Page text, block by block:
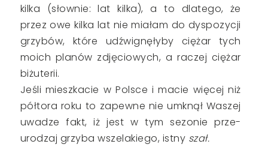
kilka (słownie: lat kilka), a to dlatego, że
przez owe kilka lat nie miałam do dyspozycji
grzybów, które udźwignęłyby ciężar tych
moich planów zdjęciowych, a raczej ciężar
biżuterii.
Jeśli mieszkacie w Polsce i macie więcej niż
półtora roku to zapewne nie umknął Waszej
uwadze fakt, iż jest w tym sezonie prze-
urodzaj grzyba wszelakiego, istny szał.